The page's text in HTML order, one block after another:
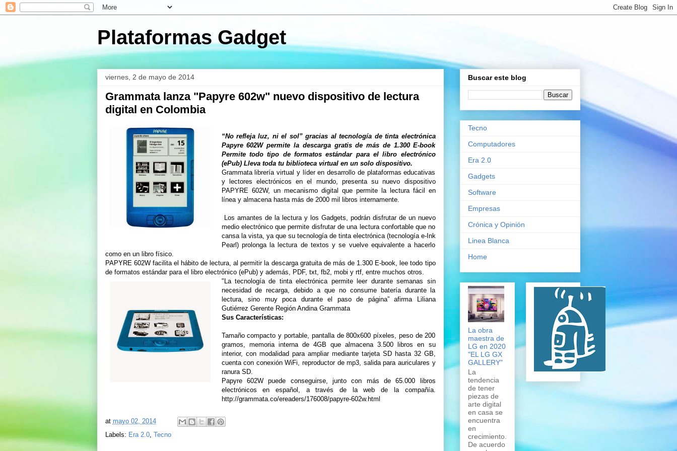
Plataformas Gadget
viernes, 2 de mayo de 2014
Grammata lanza "Papyre 602w" nuevo dispositivo de lectura
digital en Colombia
“No refleja luz, ni el sol” gracias al tecnología de tinta electrónica
Papyre 602W permite la descarga gratis de más de 1.300 E-book
Permite todo tipo de formatos estándar para el libro electrónico
(ePub) Lleva toda tu biblioteca virtual en un solo dispositivo.
Grammata librería virtual y líder en desarrollo de plataformas educativas
y lectores electrónicos en el mundo, presenta su nuevo dispositivo
PAPYRE 602W, un mecanismo digital que permite la lectura fácil en
línea y almacena hasta más de 2000 mil libros internamente.
Los amantes de la lectura y los Gadgets, podrán disfrutar de un nuevo
medio electrónico que permite disfrutar de una lectura confortable que no
cansa la vista, ya que su tecnología de tinta electrónica (tecnología e-Ink
Pearl) prolonga la lectura de textos y se vuelve equivalente a hacerlo
como en un libro físico.
PAPYRE 602W facilita el hábito de lectura, al permitir la descarga gratuita de más de 1.300 E-book, lee todo tipo
de formatos estándar para el libro electrónico (ePub) y además, PDF, txt, fb2, mobi y rtf, entre muchos otros.
"La tecnología de tinta electrónica permite leer durante semanas sin
necesidad de recarga, debido a que no consume batería durante la
lectura, sino muy poca durante el paso de página” afirma Liliana
Gutiérrez Gerente Región Andina Grammata
Sus Características:
Tamaño compacto y portable, pantalla de 800x600 píxeles, peso de 200
gramos, memoria interna de 4GB que almacena 3.500 libros en su
interior, con modalidad para ampliar mediante tarjeta SD hasta 32 GB,
cuenta con conexión WiFi, reproductor de mp3, salida para auriculares y
ranura SD.
Papyre 602W puede conseguirse, junto con más de 65.000 libros
electrónicos en español, a través de la web de la compañía.
http://grammata.co/ereaders/176008/papyre-602w.html
at mayo 02, 2014
Labels: Era 2.0, Tecno
Buscar este blog
Tecno
Computadores
Era 2.0
Gadgets
Software
Empresas
Crónica y Opinión
Linea Blanca
Home
La obra
maestra de
LG en 2020
"EL LG GX
GALLERY"
La
tendencia
de tener
piezas de
arte digital
en casa se
encuentra
en
crecimiento.
De acuerdo